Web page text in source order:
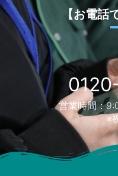
【お電話
営業時間：
※